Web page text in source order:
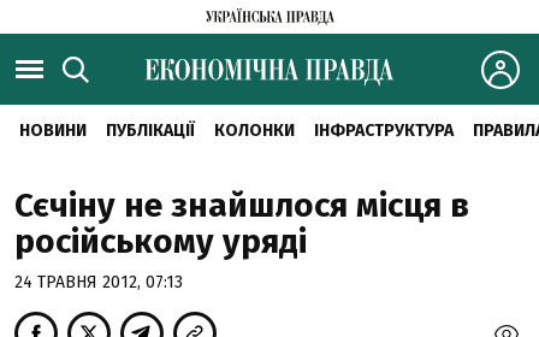
НОВИНИ ПУБЛІКАЦІЇ КОЛОНКИ ІНФРАСТРУКТУРА
Сєчіну не знайшлося місця в
російському уряді
24 ТРАВНЯ 2012, 07:13